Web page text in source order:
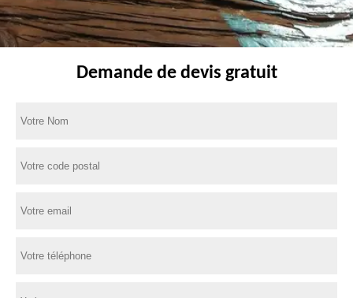
Demande de devis gratuit